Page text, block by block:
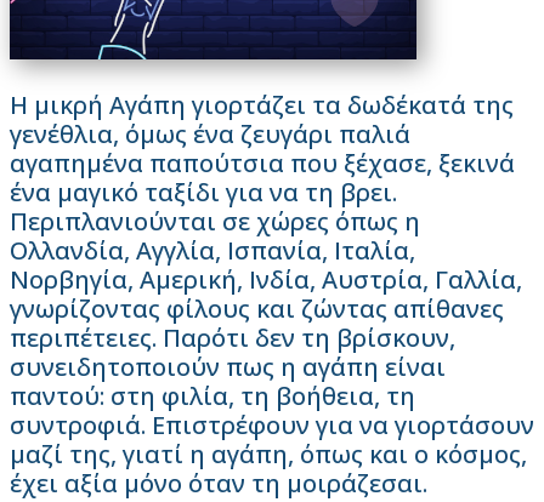
Η μικρή Αγάπη γιορτάζει τα δωδέκατά της
γενέθλια, όμως ένα ζευγάρι παλιά
αγαπημένα παπούτσια που ξέχασε, ξεκινά
ένα μαγικό ταξίδι για να τη βρει.
Περιπλανιούνται σε χώρες όπως η
Ολλανδία, Αγγλία, Ισπανία, Ιταλία,
Νορβηγία, Αμερική, Ινδία, Αυστρία, Γαλλία,
γνωρίζοντας φίλους και ζώντας απίθανες
περιπέτειες. Παρότι δεν τη βρίσκουν,
συνειδητοποιούν πως η αγάπη είναι
παντού: στη φιλία, τη βοήθεια, τη
συντροφιά. Επιστρέφουν για να γιορτάσουν
μαζί της, γιατί η αγάπη, όπως και ο κόσμος,
έχει αξία μόνο όταν τη μοιράζεσαι.